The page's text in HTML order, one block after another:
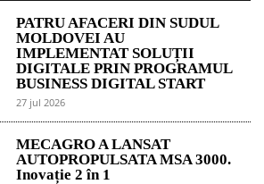
PATRU AFACERI DIN SUDUL
MOLDOVEI AU
IMPLEMENTAT SOLUȚII
DIGITALE PRIN PROGRAMUL
BUSINESS DIGITAL START
27 jul 2026
MECAGRO A LANSAT
AUTOPROPULSATA MSA 3000.
Inovație 2 în 1